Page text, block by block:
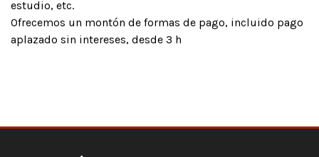
estudio, etc.
Ofrecemos un montón de formas de pago, incluido pago
aplazado sin intereses, desde 3 h